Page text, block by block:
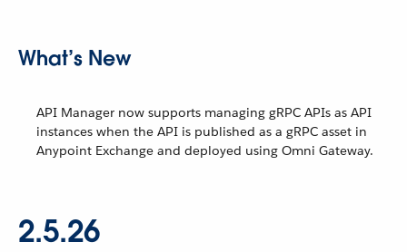
What’s New
API Manager now supports managing gRPC APIs as API
instances when the API is published as a gRPC asset in
Anypoint Exchange and deployed using Omni Gateway.
2.5.26